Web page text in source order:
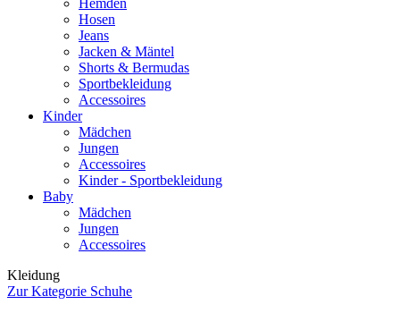
Hemden
Hosen
Jeans
Jacken & Mäntel
Shorts & Bermudas
Sportbekleidung
Accessoires
Kinder
Mädchen
Jungen
Accessoires
Kinder - Sportbekleidung
Baby
Mädchen
Jungen
Accessoires
Kleidung
Zur Kategorie Schuhe